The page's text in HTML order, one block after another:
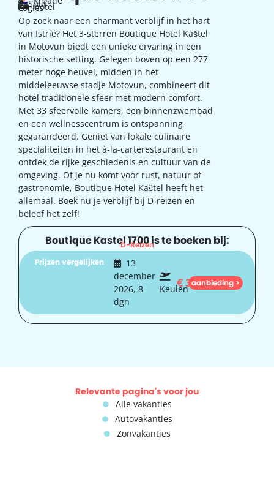
Split
hotel
Logies
Op zoek naar een charmant verblijf in het hart
van Istrië? Het 3-sterren Boutique Hotel Kaštel
in Motovun biedt een unieke ervaring in een
historische setting. Gelegen boven op een 277
meter hoge heuvel, midden in het
middeleeuwse stadje Motovun, combineert dit
hotel traditionele sfeer met modern comfort.
Met 33 sfeervolle kamers, een binnenzwembad
en een wellnesscentrum is ontspanning
gegarandeerd. Geniet van lokale culinaire
specialiteiten in het à-la-carterestaurant en
ontdek de rijke geschiedenis en cultuur van de
omgeving. Of je nu komt voor rust, natuur of
gastronomie, Boutique Hotel Kaštel heeft het
allemaal. Boek nu je verblijf bij D-reizen en
beleef het zelf!
Boutique Kastel 1700 is te boeken bij:
D-Reizen
Prijzen vergelijken
13
december
2026, 8
dgn
Keulen
€358
aanbieding >
Relevante pagina's voor jou
Alle vakanties
Autovakanties
Zonvakanties